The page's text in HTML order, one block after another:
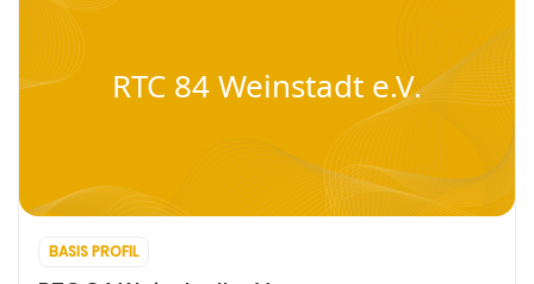
RTC 84 Weinstadt e.V.
BASIS PROFIL